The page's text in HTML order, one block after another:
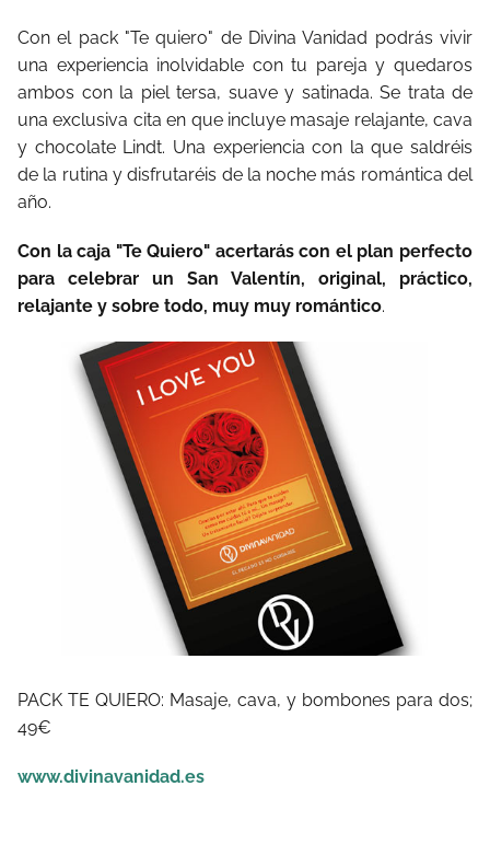
Con el pack "Te quiero" de Divina Vanidad podrás vivir
una experiencia inolvidable con tu pareja y quedaros
ambos con la piel tersa, suave y satinada. Se trata de
una exclusiva cita en que incluye masaje relajante, cava
y chocolate Lindt. Una experiencia con la que saldréis
de la rutina y disfrutaréis de la noche más romántica del
año.
Con la caja "Te Quiero" acertarás con el plan perfecto
para celebrar un San Valentín, original, práctico,
relajante y sobre todo, muy muy romántico.
PACK TE QUIERO: Masaje, cava, y bombones para dos;
49€
www.divinavanidad.es